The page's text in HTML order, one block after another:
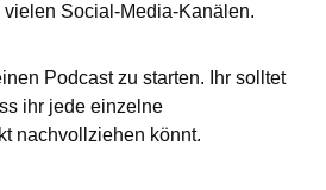
Social-Media-Kanälen.
Podcast zu starten. Ihr solltet
ihr jede einzelne
nachvollziehen könnt.